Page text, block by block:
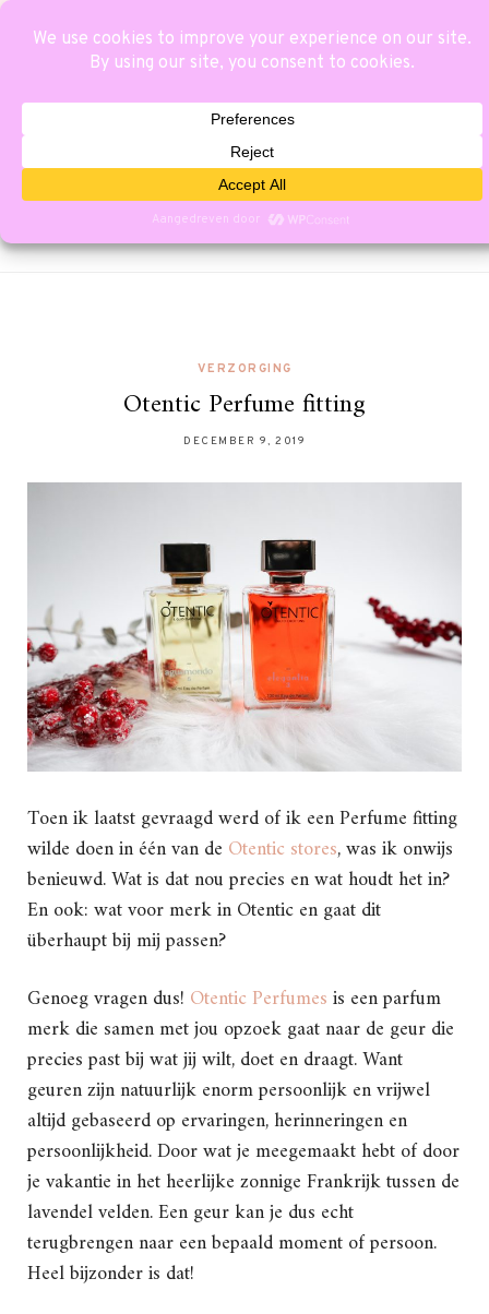
VERZORGING
Otentic Perfume fitting
DECEMBER 9, 2019
Toen ik laatst gevraagd werd of ik een Perfume fitting
wilde doen in één van de Otentic stores, was ik onwijs
benieuwd. Wat is dat nou precies en wat houdt het in?
En ook: wat voor merk in Otentic en gaat dit
überhaupt bij mij passen?
Genoeg vragen dus! Otentic Perfumesis een parfum
merk die samen met jou opzoek gaat naar de geur die
precies past bij wat jij wilt, doet en draagt. Want
geuren zijn natuurlijk enorm persoonlijk en vrijwel
altijd gebaseerd op ervaringen, herinneringen en
persoonlijkheid. Door wat je meegemaakt hebt of door
je vakantie in het heerlijke zonnige Frankrijk tussen de
lavendel velden. Een geur kan je dus echt
terugbrengen naar een bepaald moment of persoon.
Heel bijzonder is dat!